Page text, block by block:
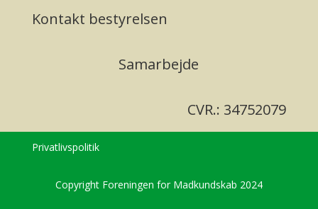
Kontakt bestyrelsen
Samarbejde
CVR.: 34752079
Privatlivspolitik
Copyright Foreningen for Madkundskab 2024